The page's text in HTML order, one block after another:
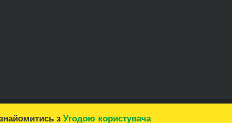
з Угодою користувача